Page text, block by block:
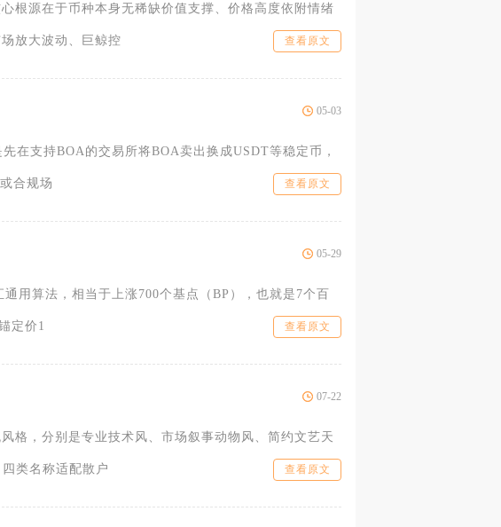
根源在于币种本身无稀缺价值支撑、价格高度依附情绪
放大波动、巨鲸控 查看原文
05-03
在支持BOA的交易所将BOA卖出换成USDT等稳定币，
合规场 查看原文
05-29
用算法，相当于上涨700个基点（BP），也就是7个百
定价1 查看原文
07-22
格，分别是专业技术风、市场叙事动物风、简约文艺天
类名称适配散户 查看原文